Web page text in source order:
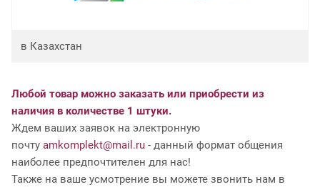
в Казахстан
Любой товар можно заказать или приобрести из
наличия в количестве 1 штуки.
Ждем ваших заявок на электронную
почту amkomplekt@mail.ru - данный формат общения
наиболее предпочтителен для нас!
Также на ваше усмотрение вы можете звонить нам в